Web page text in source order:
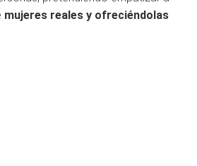
mujeres reales y ofreciéndolas